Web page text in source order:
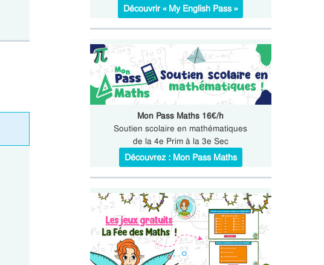
Découvrir « My English Pass »
Mon Pass Maths 16€/h
Soutien scolaire en mathématiques
de la 4e Prim à la 3e Sec
Découvrez : Mon Pass Maths